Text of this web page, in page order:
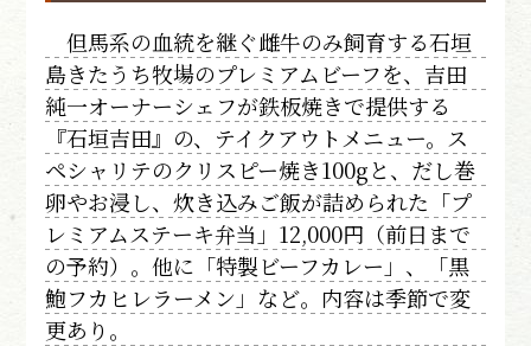
但馬系の血統を継ぐ雌牛のみ飼育する石垣
島きたうち牧場のプレミアムビーフを、吉田
純一オーナーシェフが鉄板焼きで提供する
『石垣吉田』の、テイクアウトメニュー。ス
ペシャリテのクリスピー焼き100gと、だし巻
卵やお浸し、炊き込みご飯が詰められた「プ
レミアムステーキ弁当」12,000円（前日まで
の予約）。他に「特製ビーフカレー」、「黒
鮑フカヒレラーメン」など。内容は季節で変
更あり。